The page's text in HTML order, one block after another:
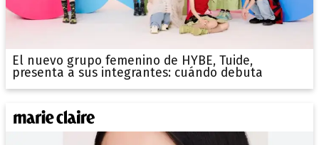
El nuevo grupo femenino de HYBE, Tuide,
presenta a sus integrantes: cuándo debuta